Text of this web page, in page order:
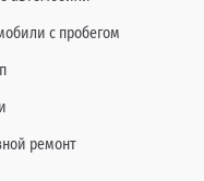
с пробегом
ремонт